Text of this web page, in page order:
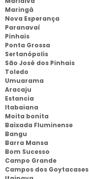
Maringá
Nova Esperança
Paranavaí
Pinhais
Ponta Grossa
Sertanópolis
São José dos Pinhais
Toledo
Umuarama
Aracaju
Estancia
Itabaiana
Moita bonita
Baixada Fluminense
Bangu
Barra Mansa
Bom Sucesso
Campo Grande
Campos dos Goytacases